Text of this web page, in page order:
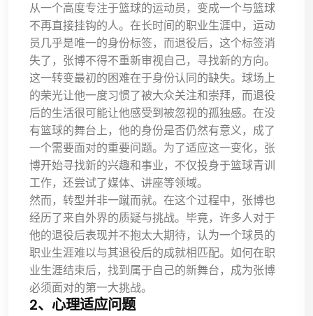
从一个高度专注于篮球的运动员，变成一个与篮球
不再直接挂钩的人。在长时间的职业生涯中，运动
员几乎是唯一的身份标签，而退役后，这个标签消
失了，张博不得不重新审视自己，寻找新的方向。
这一转变最初的困难在于身份认同的缺失。球场上
的荣光让他一度习惯了被大众关注和崇拜，而退役
后的生活很可能让他感受到被忽视的孤独感。在没
有篮球的舞台上，他的身份是否仍然有意义，成了
一个需要面对的重要问题。为了适应这一变化，张
博开始寻找新的兴趣和事业，不仅投身于篮球青训
工作，还尝试了媒体、讲座等领域。
然而，转型并非一蹴而就。在这个过程中，张博也
经历了来自外界的质疑与挑战。毕竟，许多人对于
他的退役后表现并不抱太大期待，认为一个球员的
职业生涯难以与其退役后的成就相匹配。如何在职
业生涯结束后，找到属于自己的新舞台，成为张博
必须面对的第一大挑战。
2、心理适应问题